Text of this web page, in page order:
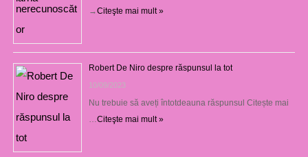
→Citeşte mai mult »
Robert De Niro despre răspunsul la tot
10/09/2023
Nu trebuie să aveți întotdeauna răspunsul Citește mai
Citeşte mai mult »